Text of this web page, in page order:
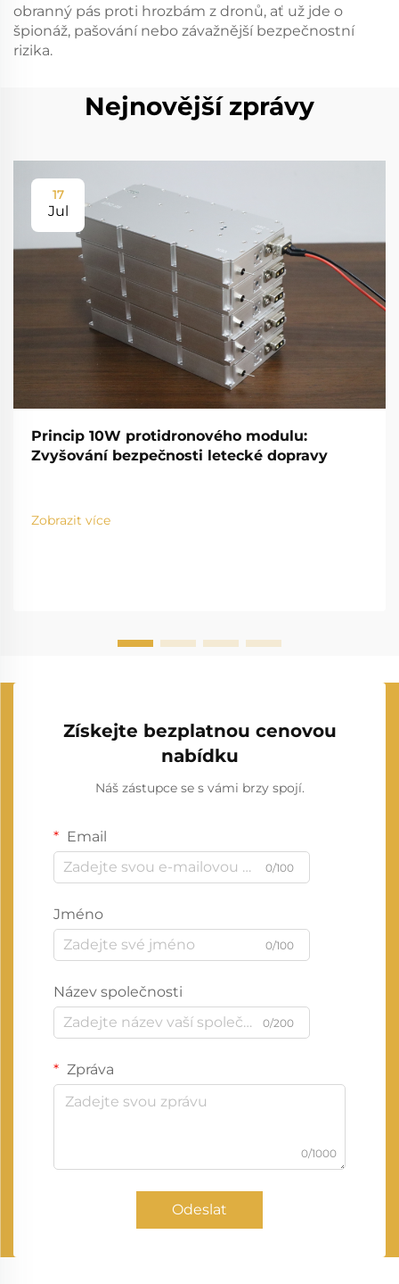
obranný pás proti hrozbám z dronů, ať už jde o
špionáž, pašování nebo závažnější bezpečnostní
rizika.
Nejnovější zprávy
17
Jul
Princip 10W protidronového modulu:
Zvyšování bezpečnosti letecké dopravy
Zobrazit více
Získejte bezplatnou cenovou
nabídku
Náš zástupce se s vámi brzy spojí.
Email
0/100
Jméno
0/100
Název společnosti
0/200
Zpráva
0/1000
Odeslat